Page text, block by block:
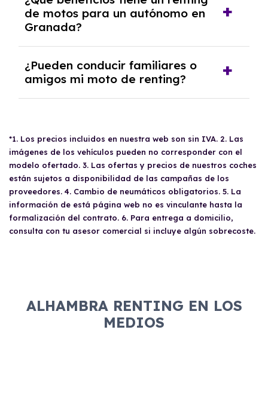
no es lo habitual.
deberás pagar el coste del exceso. Por el
contrario, si recorres menos kilómetros, se te
de motos para un autónomo en
Granada?
Un autónomo en Granada puede deducir
hasta el 100% del gasto e IVAsi la moto se
en muchas zonas urbanas.
¿Pueden conducir familiares o
amigos mi moto de renting?
utilizar tu moto de renting sin necesidad de
permisos especiales. Aun así, es recomendable
revisar las condiciones del contrato para
evitar sorpresas.
*1. Los precios incluidos en nuestra web son sin IVA. 2. Las
imágenes de los vehículos pueden no corresponder con el
modelo ofertado. 3. Las ofertas y precios de nuestros coches
están sujetos a disponibilidad de las campañas de los
proveedores. 4. Cambio de neumáticos obligatorios. 5. La
información de está página web no es vinculante hasta la
formalización del contrato. 6. Para entrega a domicilio,
consulta con tu asesor comercial si incluye algún sobrecoste.
ALHAMBRA RENTING EN LOS
MEDIOS